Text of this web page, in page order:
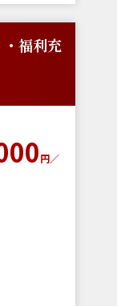
福利充
円／